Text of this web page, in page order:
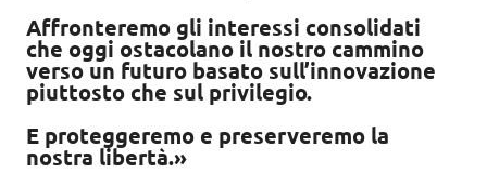
Affronteremo gli interessi consolidati
che oggi ostacolano il nostro cammino
verso un futuro basato sull’innovazione
piuttosto che sul privilegio.
E proteggeremo e preserveremo la
nostra libertà.»